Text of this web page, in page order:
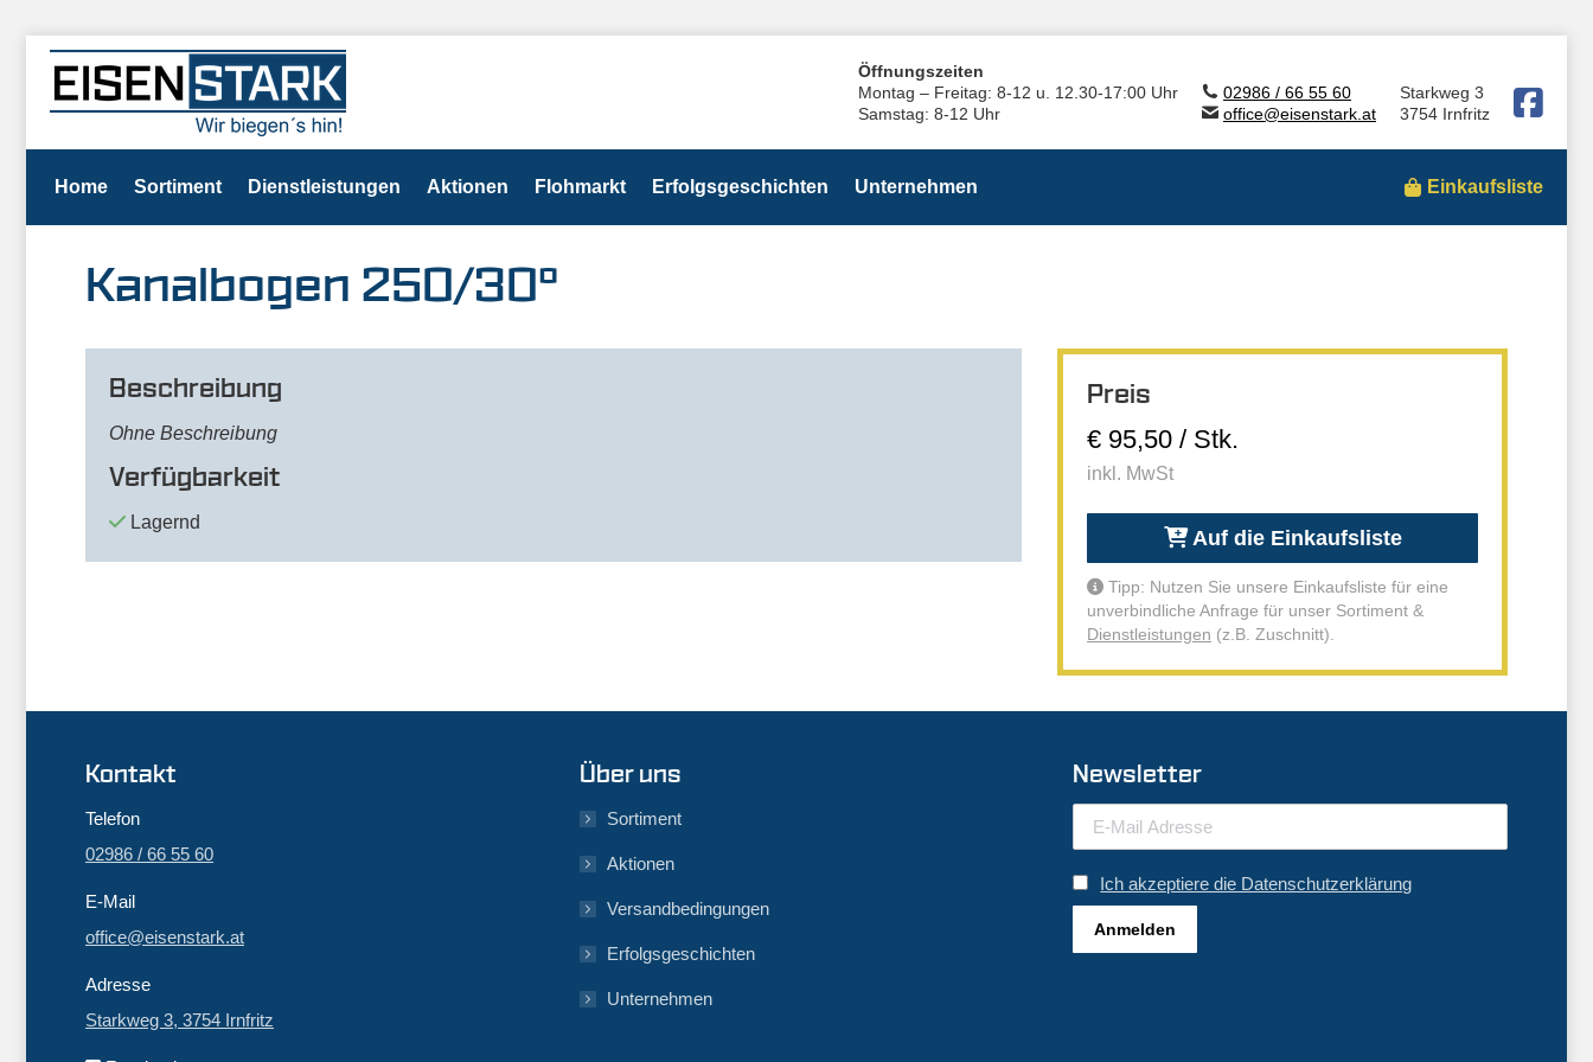
Öffnungszeiten
Montag – Freitag: 8-12 u. 12.30-17:00 Uhr
Samstag: 8-12 Uhr
02986 / 66 55 60
office@eisenstark.at
Starkweg 3
3754 Irnfritz
Home Sortiment Dienstleistungen Aktionen Flohmarkt Erfolgsgeschichten Unternehmen Einkaufsliste
Kanalbogen 250/30°
Beschreibung
Ohne Beschreibung
Verfügbarkeit
Lagernd
Preis
€ 95,50 / Stk.
inkl. MwSt
Auf die Einkaufsliste
Tipp: Nutzen Sie unsere Einkaufsliste für eine
unverbindliche Anfrage für unser Sortiment &
Dienstleistungen (z.B. Zuschnitt).
Kontakt
Telefon
02986 / 66 55 60
E-Mail
office@eisenstark.at
Adresse
Starkweg 3, 3754 Irnfritz
Über uns
Sortiment
Aktionen
Versandbedingungen
Erfolgsgeschichten
Unternehmen
Newsletter
Ich akzeptiere die Datenschutzerklärung